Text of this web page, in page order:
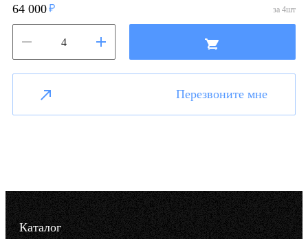
64 000 за 4шт
Перезвоните мне
Каталог